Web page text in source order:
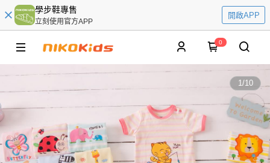
學步鞋專售
立刻使用官方APP
開啟APP
0
1/10